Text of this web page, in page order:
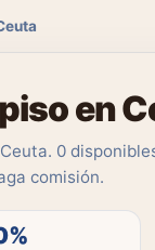
en
0
comisión.